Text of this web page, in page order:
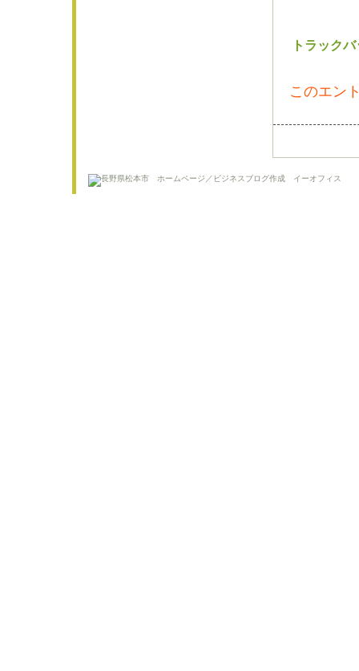
トラック
このエン